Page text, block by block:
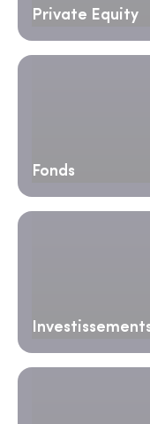
Private Equity
Fonds